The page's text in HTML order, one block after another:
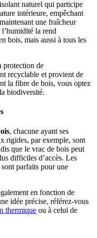
naturel qui participe
intérieure, empêchant
une fraîcheur
l’humidité la rend
bois, mais aussi à tous les
protection de
recyclable et provient de
la fibre de bois, vous optez
biodiversité.
, chacune ayant ses
rigides, par exemple, sont
que le vrac de bois peut
difficiles d’accès. Les
parfaits pour une
en fonction de
idée précise, référez-vous
thermique ou à celui de